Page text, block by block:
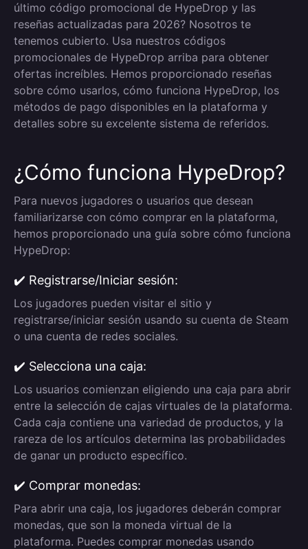
último código promocional de HypeDrop y las
reseñas actualizadas para 2026? Nosotros te
tenemos cubierto. Usa nuestros códigos
promocionales de HypeDrop arriba para obtener
ofertas increíbles. Hemos proporcionado reseñas
sobre cómo usarlos, cómo funciona HypeDrop, los
métodos de pago disponibles en la plataforma y
detalles sobre su excelente sistema de referidos.
¿Cómo funciona HypeDrop?
Para nuevos jugadores o usuarios que desean
familiarizarse con cómo comprar en la plataforma,
hemos proporcionado una guía sobre cómo funciona
HypeDrop:
✔️ Registrarse/Iniciar sesión:
Los jugadores pueden visitar el sitio y
registrarse/iniciar sesión usando su cuenta de Steam
o una cuenta de redes sociales.
✔️ Selecciona una caja:
Los usuarios comienzan eligiendo una caja para abrir
entre la selección de cajas virtuales de la plataforma.
Cada caja contiene una variedad de productos, y la
rareza de los artículos determina las probabilidades
de ganar un producto específico.
✔️ Comprar monedas:
Para abrir una caja, los jugadores deberán comprar
monedas, que son la moneda virtual de la
plataforma. Puedes comprar monedas usando